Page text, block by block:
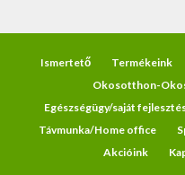
Ismertető Termékeink
Okosotthon-
Egészségügy/saját
Távmunka/Home office
Akcióink